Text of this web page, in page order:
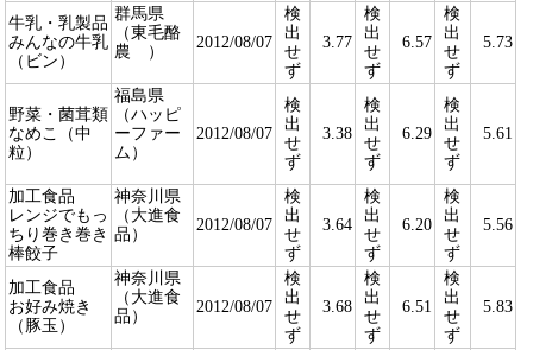
牛乳・乳製品
みんなの牛乳
（ビン）
群馬県
（東毛酪
農 ）
2012/08/07
検
出
せ
ず
3.77
検
出
せ
ず
6.57
検
出
せ
ず
5.73
野菜・菌茸類
なめこ（中
粒）
福島県
（ハッピ
ーファー
ム）
2012/08/07
検
出
せ
ず
3.38
検
出
せ
ず
6.29
検
出
せ
ず
5.61
加工食品
レンジでもっ
ちり巻き巻き
棒餃子
神奈川県
（大進食
品）
2012/08/07
検
出
せ
ず
3.64
検
出
せ
ず
6.20
検
出
せ
ず
5.56
加工食品
お好み焼き
（豚玉）
神奈川県
（大進食
品）
2012/08/07
検
出
せ
ず
3.68
検
出
せ
ず
6.51
検
出
せ
ず
5.83